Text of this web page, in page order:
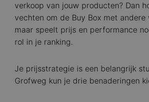
verkoop van jouw producten? Dan
vechten om de Buy Box met andere
maar speelt prijs en performance
rol in je ranking.
Je prijsstrategie is een belangrijk
Grofweg kun je drie benaderingen